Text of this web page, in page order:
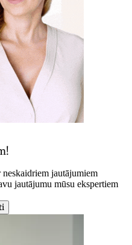
neskaidriem jautājumiem
jautājumu mūsu ekspertiem